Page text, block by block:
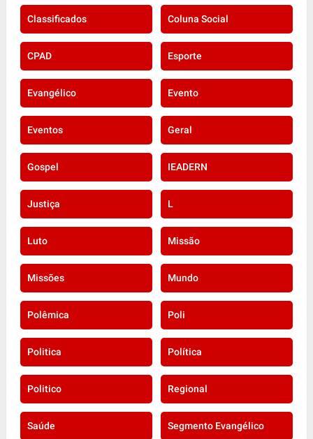
Classificados Coluna Social
CPAD Esporte
Evangélico Evento
Eventos Geral
Gospel IEADERN
Justiça L
Luto Missão
Missões Mundo
Polêmica Poli
Politica Política
Politico Regional
Saúde Segmento Evangélico